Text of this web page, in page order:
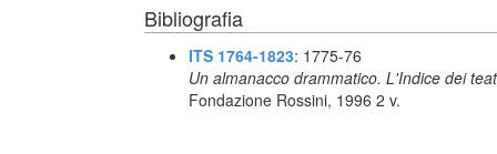
Bibliografia
ITS 1764-1823: 1775-76
Un almanacco drammatico. L'Indice dei
Fondazione Rossini, 1996 2 v.